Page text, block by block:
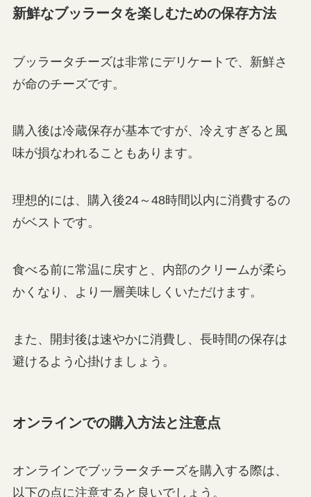
新鮮なブッラータを楽しむための保存方法
ブッラータチーズは非常にデリケートで、新鮮さ
が命のチーズです。
購入後は冷蔵保存が基本ですが、冷えすぎると風
味が損なわれることもあります。
理想的には、購入後24～48時間以内に消費するの
がベストです。
食べる前に常温に戻すと、内部のクリームが柔ら
かくなり、より一層美味しくいただけます。
また、開封後は速やかに消費し、長時間の保存は
避けるよう心掛けましょう。
オンラインでの購入方法と注意点
オンラインでブッラータチーズを購入する際は、
以下の点に注意すると良いでしょう。